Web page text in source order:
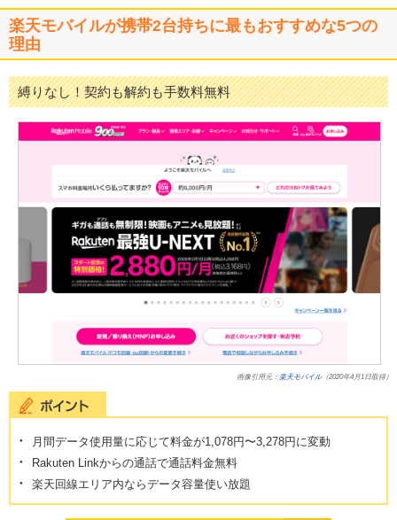
楽天モバイルが携帯2台持ちに最もおすすめな5つの
理由
縛りなし！契約も解約も手数料無料
画像引用元： 楽天モバイル（2020年4月1日取得）
月間データ使用量に応じて料金が1,078円〜3,278円に変動
Rakuten Linkからの通話で通話料金無料
楽天回線エリア内ならデータ容量使い放題